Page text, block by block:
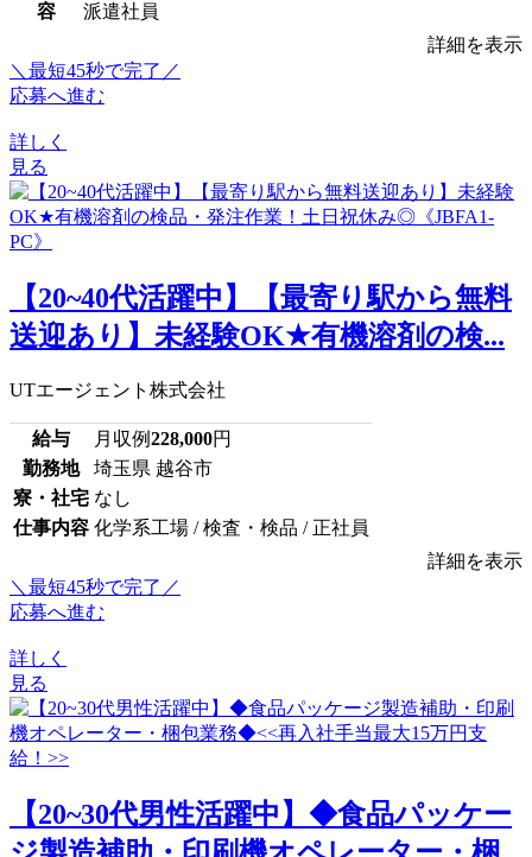
容
派遣社員
詳細を表示
＼最短45秒で完了／
応募へ進む
詳しく
見る
【20~40代活躍中】【最寄り駅から無料
送迎あり】未経験OK★有機溶剤の検...
UTエージェント株式会社
給与 月収例228,000円
勤務地
埼玉県 越谷市
寮・社宅 なし
仕事内容 化学系工場 / 検査・検品 / 正社員
詳細を表示
＼最短45秒で完了／
応募へ進む
詳しく
見る
【20~30代男性活躍中】◆食品パッケー